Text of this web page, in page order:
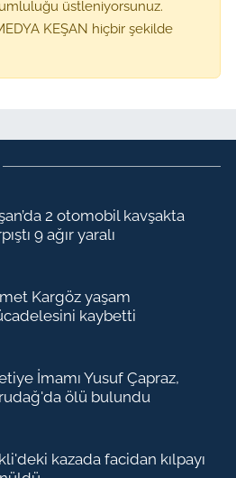
üstleniyorsunuz.
KEŞAN hiçbir şekilde
2 otomobil kavşakta
9 ağır yaralı
Kargöz yaşam
kaybetti
İmamı Yusuf Çapraz,
ölü bulundu
kazada facidan kılpayı